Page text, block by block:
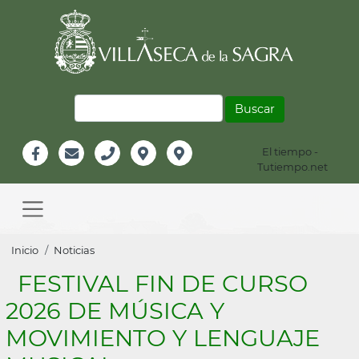
Información
Header
El tiempo -
Tutiempo.net
navigation
Sobrescribir
enlaces
de
ayuda
Inicio Noticias
FESTIVAL FIN DE CURSO
2026 DE MÚSICA Y
MOVIMIENTO Y LENGUAJE